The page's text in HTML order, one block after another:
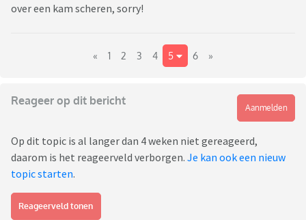
over een kam scheren, sorry!
« 1 2 3 4 5 6 »
Reageer op dit bericht
Aanmelden
Op dit topic is al langer dan 4 weken niet gereageerd,
daarom is het reageerveld verborgen. Je kan ook een nieuw
topic starten.
Reageerveld tonen